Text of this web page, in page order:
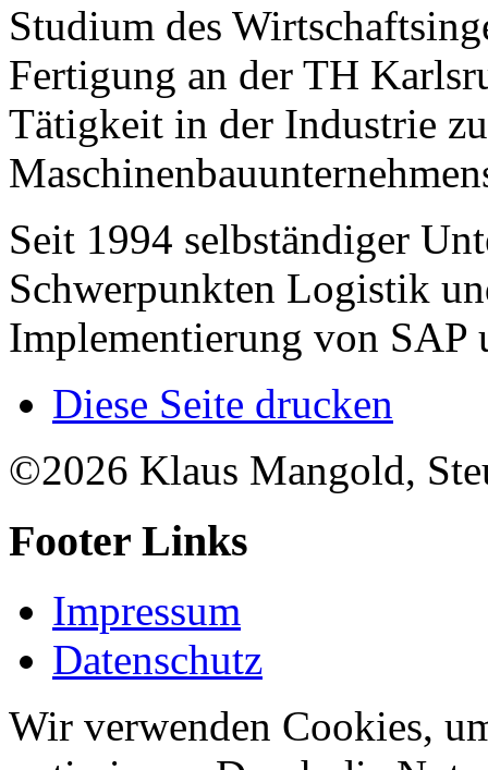
Studium des
Fertigung an der TH
Tätigkeit in der Industrie
Seit 1994 selbständiger
Schwerpunkten Logistik
Implementierung von SAP
Diese Seite drucken
©2026 Klaus Mangold,
Footer Links
Impressum
Datenschutz
Wir verwenden Cookies,